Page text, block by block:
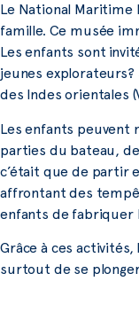
Le National
famille. Ce musée
Les enfants sont
jeunes explorateurs?
des Indes orientales
Les enfants peuvent
parties du bateau,
c’était que de partir
affrontant des
enfants de fabriquer
Grâce à ces
surtout de se